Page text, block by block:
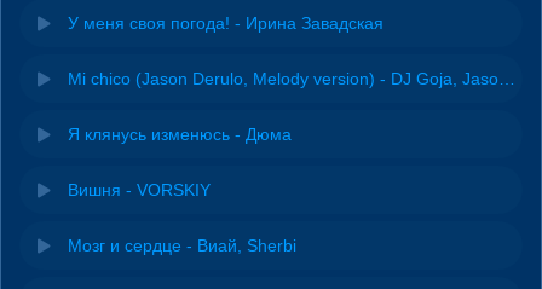
У меня своя погода! - Ирина Завадская
Я клянусь изменюсь - Дюма
Вишня - VORSKIY
Мозг и сердце - Виай, Sherbi